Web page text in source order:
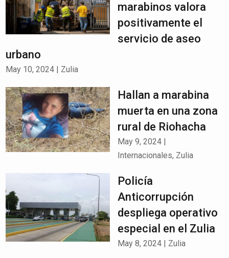
marabinos valora
positivamente el
servicio de aseo
urbano
May 10, 2024 | Zulia
Hallan a marabina
muerta en una zona
rural de Riohacha
May 9, 2024 |
Internacionales, Zulia
Policía
Anticorrupción
despliega operativo
especial en el Zulia
May 8, 2024 | Zulia